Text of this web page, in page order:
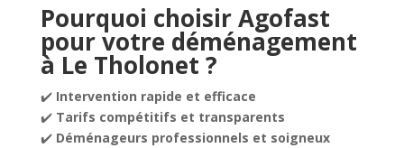
Pourquoi choisir Agofast
pour votre déménagement
à Le Tholonet ?
✔️ Intervention rapide et efficace
✔️ Tarifs compétitifs et transparents
✔️ Déménageurs professionnels et soigneux